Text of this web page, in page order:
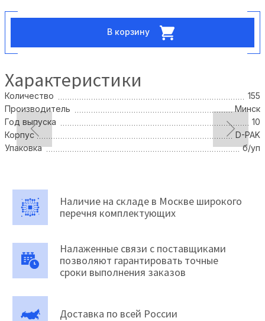
В корзину
Характеристики
Количество
155
Производитель
Минск
Год выпуска
10
Корпус
D-PAK
Упаковка
б/уп
Наличие на складе в Москве широкого
перечня комплектующих
Налаженные связи с поставщиками
позволяют гарантировать точные
сроки выполнения заказов
Доставка по всей России